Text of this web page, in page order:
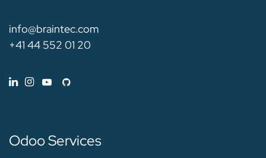
info@braintec.com
+41 44 552 01 20
Odoo Services